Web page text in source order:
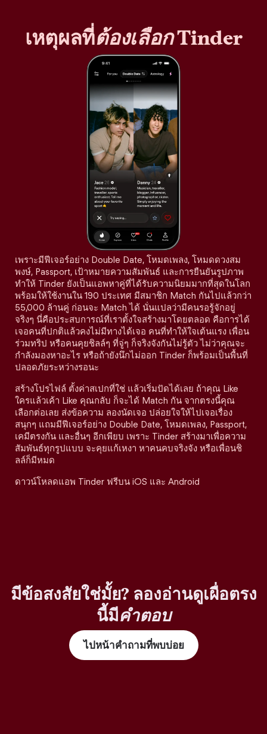
เหตุผลที่ต้องเลือกTinder
เพราะมีฟีเจอร์อย่าง Double Date, โหมดเพลง, โหมดดวงสม
พงษ์, Passport, เป้าหมายความสัมพันธ์ และการยืนยันรูปภาพ
ทำให้ Tinder ยังเป็นแอพหาคู่ที่ได้รับความนิยมมากที่สุดในโลก
พร้อมให้ใช้งานใน 190 ประเทศ มีสมาชิก Match กันไปแล้วกว่า
55,000 ล้านคู่ ก่อนจะ Match ได้ นั่นแปลว่ามีคนรอรู้จักอยู่
จริงๆ นี่คือประสบการณ์ที่เราตั้งใจสร้างมาโดยตลอด คือการได้
เจอคนที่ปกติแล้วคงไม่มีทางได้เจอ คนที่ทำให้ใจเต้นแรง เพื่อน
ร่วมทริป หรือคนคุยชิลล์ๆ ที่จู่ๆ ก็จริงจังกันไม่รู้ตัว ไม่ว่าคุณจะ
กำลังมองหาอะไร หรือถ้ายังนึกไม่ออก Tinder ก็พร้อมเป็นพื้นที่
ปลอดภัยระหว่างรอนะ
สร้างโปรไฟล์ ตั้งค่าสเปกที่ใช่ แล้วเริ่มปัดได้เลย ถ้าคุณ Like
ใครแล้วเค้า Like คุณกลับ ก็จะได้ Match กัน จากตรงนี้คุณ
เลือกต่อเลย ส่งข้อความ ลองนัดเจอ ปล่อยใจให้ไปเจอเรื่อง
สนุกๆ แถมมีฟีเจอร์อย่าง Double Date, โหมดเพลง, Passport,
เคมีตรงกัน และอื่นๆ อีกเพียบ เพราะ Tinder สร้างมาเพื่อความ
สัมพันธ์ทุกรูปแบบ จะคุยแก้เหงา หาคนคบจริงจัง หรือเพื่อนชิ
ลล์ก็มีหมด
ดาวน์โหลดแอพ Tinder ฟรีบน iOS และ Android
มีข้อสงสัยใช่มั้ย? ลองอ่านดูเผื่อตรง
นี้มีคำตอบ
ไปหน้าคำถามที่พบบ่อย